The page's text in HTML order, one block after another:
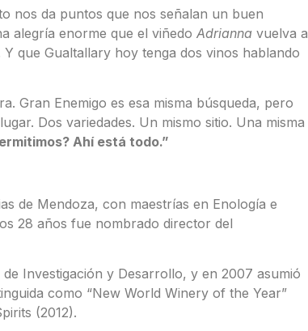
nos da puntos que nos señalan un buen
alegría enorme que el viñedo Adriannavuelva a
Y que Gualtallary hoy tenga dos vinos hablando
Gran Enemigo es esa misma búsqueda, pero
Dos variedades. Un mismo sitio. Una misma
? Ahí está todo.”
de Mendoza, con maestrías en Enología e
28 años fue nombrado director del
Investigación y Desarrollo, y en 2007 asumió
como “New World Winery of the Year”
(2012).